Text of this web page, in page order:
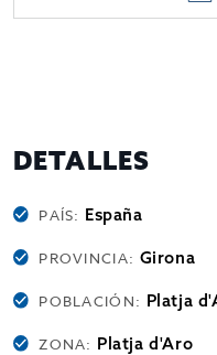
DETALLES
PAÍS: España
PROVINCIA: Girona
POBLACIÓN: Platja
ZONA: Platja d'Aro